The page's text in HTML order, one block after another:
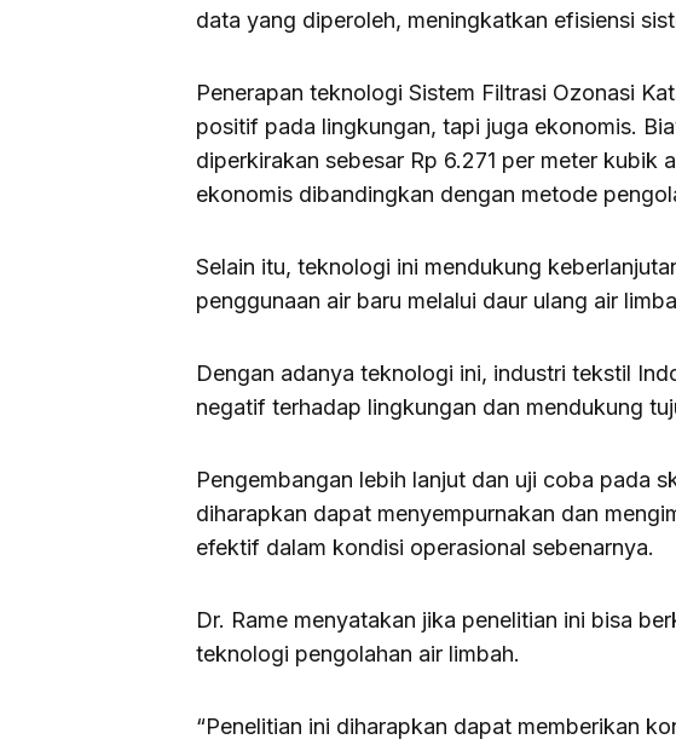
data yang diperoleh, meningkatkan efisiensi
Penerapan teknologi Sistem Filtrasi Ozonasi
positif pada lingkungan, tapi juga ekonomis.
diperkirakan sebesar Rp 6.271 per meter kubik
ekonomis dibandingkan dengan metode
Selain itu, teknologi ini mendukung
penggunaan air baru melalui daur ulang air
Dengan adanya teknologi ini, industri tekstil
negatif terhadap lingkungan dan mendukung
Pengembangan lebih lanjut dan uji coba pada
diharapkan dapat menyempurnakan dan
efektif dalam kondisi operasional sebenarnya.
Dr. Rame menyatakan jika penelitian ini bisa
teknologi pengolahan air limbah.
“Penelitian ini diharapkan dapat memberikan